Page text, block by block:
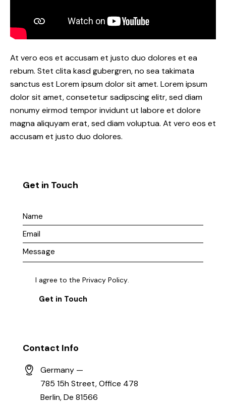
At vero eos et accusam et justo duo dolores et ea
rebum. Stet clita kasd gubergren, no sea takimata
sanctus est Lorem ipsum dolor sit amet. Lorem ipsum
dolor sit amet, consetetur sadipscing elitr, sed diam
nonumy eirmod tempor invidunt ut labore et dolore
magna aliquyam erat, sed diam voluptua. At vero eos et
accusam et justo duo dolores.
Get in Touch
I agree to thePrivacy Policy.
Contact Info
Germany —
785 15h Street, Office 478
Berlin, De 81566